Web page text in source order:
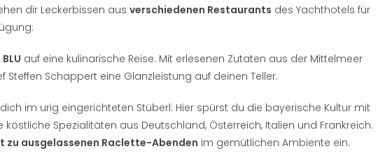
dir Leckerbissen aus verschiedenen Restaurants des Yachthotels für
auf eine kulinarische Reise. Mit erlesenen Zutaten aus der Mittelmeer
Steffen Schappert eine Glanzleistung auf deinen Teller.
im urig eingerichteten Stüberl: Hier spürst du die bayerische Kultur mit
köstliche Spezialitäten aus Deutschland, Österreich, Italien und Frankreich.
zu ausgelassenen Raclette-Abenden im gemütlichen Ambiente ein.